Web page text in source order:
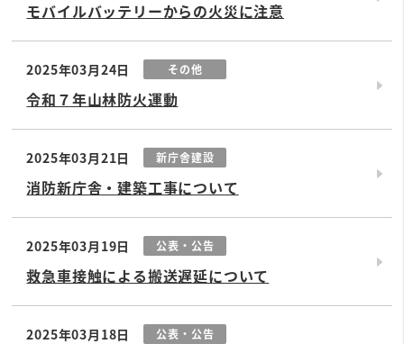
モバイルバッテリーからの火災に注意
2025年03月24日 その他
令和７年山林防火運動
2025年03月21日 新庁舎建設
消防新庁舎・建築工事について
2025年03月19日 公表・公告
救急車接触による搬送遅延について
2025年03月18日 公表・公告